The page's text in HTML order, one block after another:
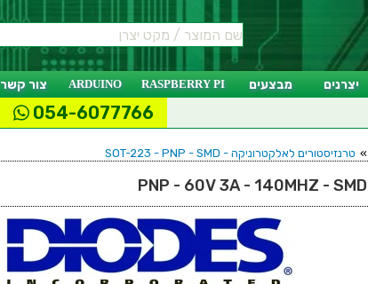
יצרנים מבצעים RASPBERRY PI
ARDUINO צור קשר
054-6077766
» טרנזיסטורים לאלקטרוניקה - SOT-223 - PNP - SMD